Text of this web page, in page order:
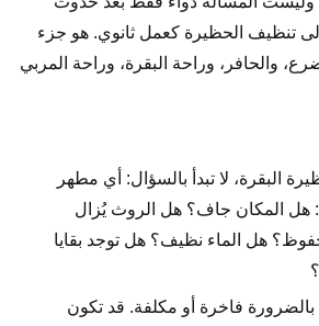
تنظيف الحظيرة كعمل ثانوي. هو جزء
والحافر، وراحة البقرة، وراحة المربي
البقرة، لا تبدأ بالسؤال: أي مطهر
هل المكان جاف؟ هل الروث يُزال
هل الماء نظيف؟ هل توجد بقايا
فاخرة أو مكلفة. قد تكون